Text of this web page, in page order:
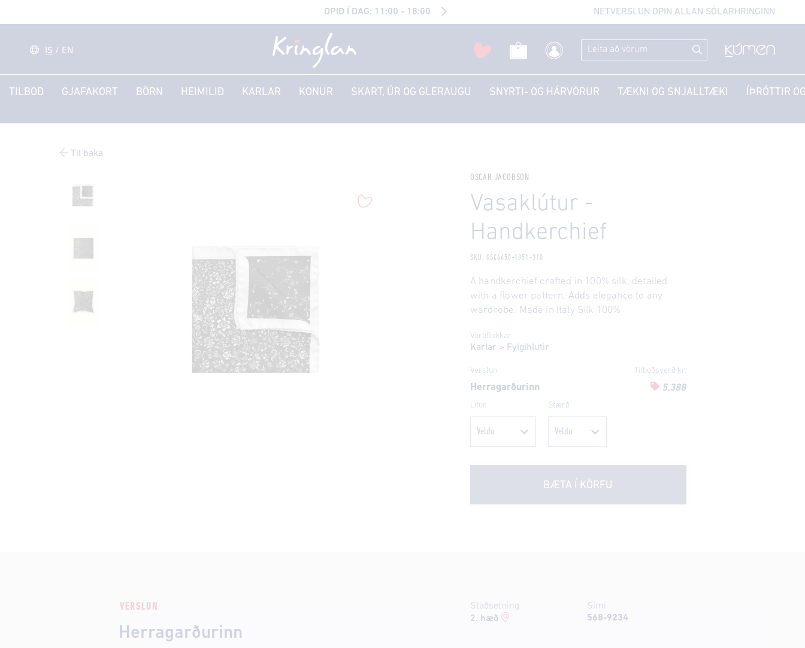
OPIÐ Í DAG: 11:00 - 18:00 NETVERSLUN OPIN ALLAN SÓLARHRINGINN
IS / EN
TILBOÐ GJAFAKORT BÖRN HEIMILIÐ KARLAR KONUR SKART, ÚR OG GLERAUGU SNYRTI- OG HÁRVÖRUR TÆKNI OG SNJALLTÆKI ÍÞRÓTTIR
Til baka
OSCAR JACOBSON
Vasaklútur -
Handkerchief
SKU: OSC6650-1851-310
A handkerchief crafted in 100% silk, detailed
with a flower pattern. Adds elegance to any
wardrobe. Made in Italy Silk 100%
Vöruflokkar
Karlar > Fylgihlutir
Verslun Tilboðsverð kr.
Herragarðurinn 5.388
Litur Stærð
BÆTA Í KÖRFU
VERSLUN
Herragarðurinn
Staðsetning
2. hæð
Sími
568-9234